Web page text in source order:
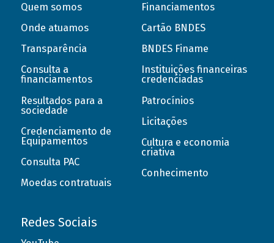
Quem somos
Onde atuamos
Transparência
Consulta a
financiamentos
Resultados para a
sociedade
Credenciamento de
Equipamentos
Consulta PAC
Moedas contratuais
Financiamentos
Cartão BNDES
BNDES Finame
Instituições financeiras
credenciadas
Patrocínios
Licitações
Cultura e economia
criativa
Conhecimento
Redes Sociais